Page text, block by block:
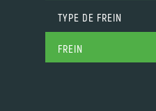
TYPE DE FREIN
FREIN